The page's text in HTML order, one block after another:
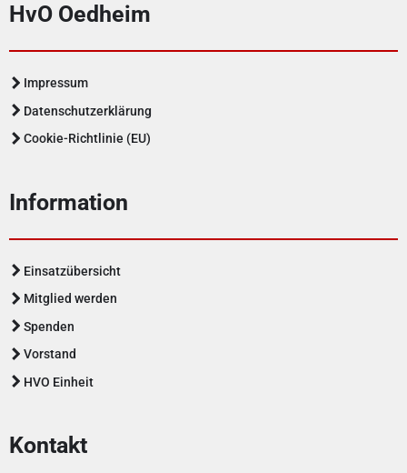
HvO Oedheim
Impressum
Datenschutzerklärung
Cookie-Richtlinie (EU)
Information
Einsatzübersicht
Mitglied werden
Spenden
Vorstand
HVO Einheit
Kontakt